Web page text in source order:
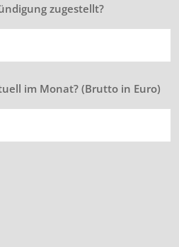
zugestellt?
im Monat? (Brutto in Euro)